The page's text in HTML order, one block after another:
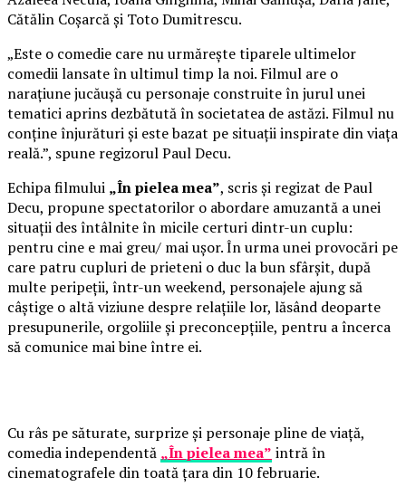
Cătălin Coșarcă și Toto Dumitrescu.
„Este o comedie care nu urmărește tiparele ultimelor
comedii lansate în ultimul timp la noi. Filmul are o
narațiune jucăușă cu personaje construite în jurul unei
tematici aprins dezbătută în societatea de astăzi. Filmul nu
conține înjurături și este bazat pe situații inspirate din viața
reală.”, spune regizorul Paul Decu.
Echipa filmului „În pielea mea”, scris și regizat de Paul
Decu, propune spectatorilor o abordare amuzantă a unei
situații des întâlnite în micile certuri dintr-un cuplu:
pentru cine e mai greu/ mai ușor. În urma unei provocări pe
care patru cupluri de prieteni o duc la bun sfârșit, după
multe peripeții, într-un weekend, personajele ajung să
câștige o altă viziune despre relațiile lor, lăsând deoparte
presupunerile, orgoliile și preconcepțiile, pentru a încerca
să comunice mai bine între ei.
Cu râs pe săturate, surprize și personaje pline de viață,
comedia independentă „În pielea mea” intră în
cinematografele din toată țara din 10 februarie.